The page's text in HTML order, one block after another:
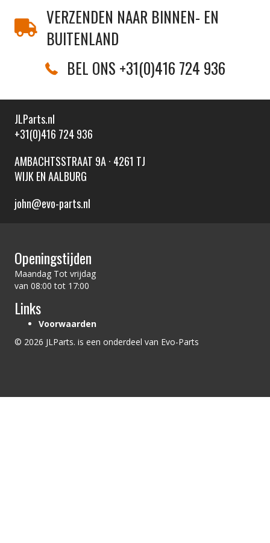
VERZENDEN NAAR BINNEN- EN
BUITENLAND
BEL ONS +31(0)416 724 936
JLParts.nl
+31(0)416 724 936
AMBACHTSSTRAAT 9A · 4261 TJ
WIJK EN AALBURG
john@evo-parts.nl
Openingstijden
Maandag Tot vrijdag
van 08:00 tot 17:00
Links
Voorwaarden
© 2026 JLParts. is een onderdeel van Evo-Parts